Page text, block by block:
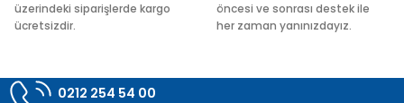
üzerindeki siparişlerde kargo
ücretsizdir.
öncesi ve sonrası destek ile
her zaman yanınızdayız.
0212 254 54 00